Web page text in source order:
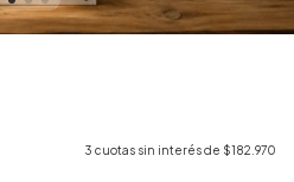
3 cuotas sin interés de $182.970